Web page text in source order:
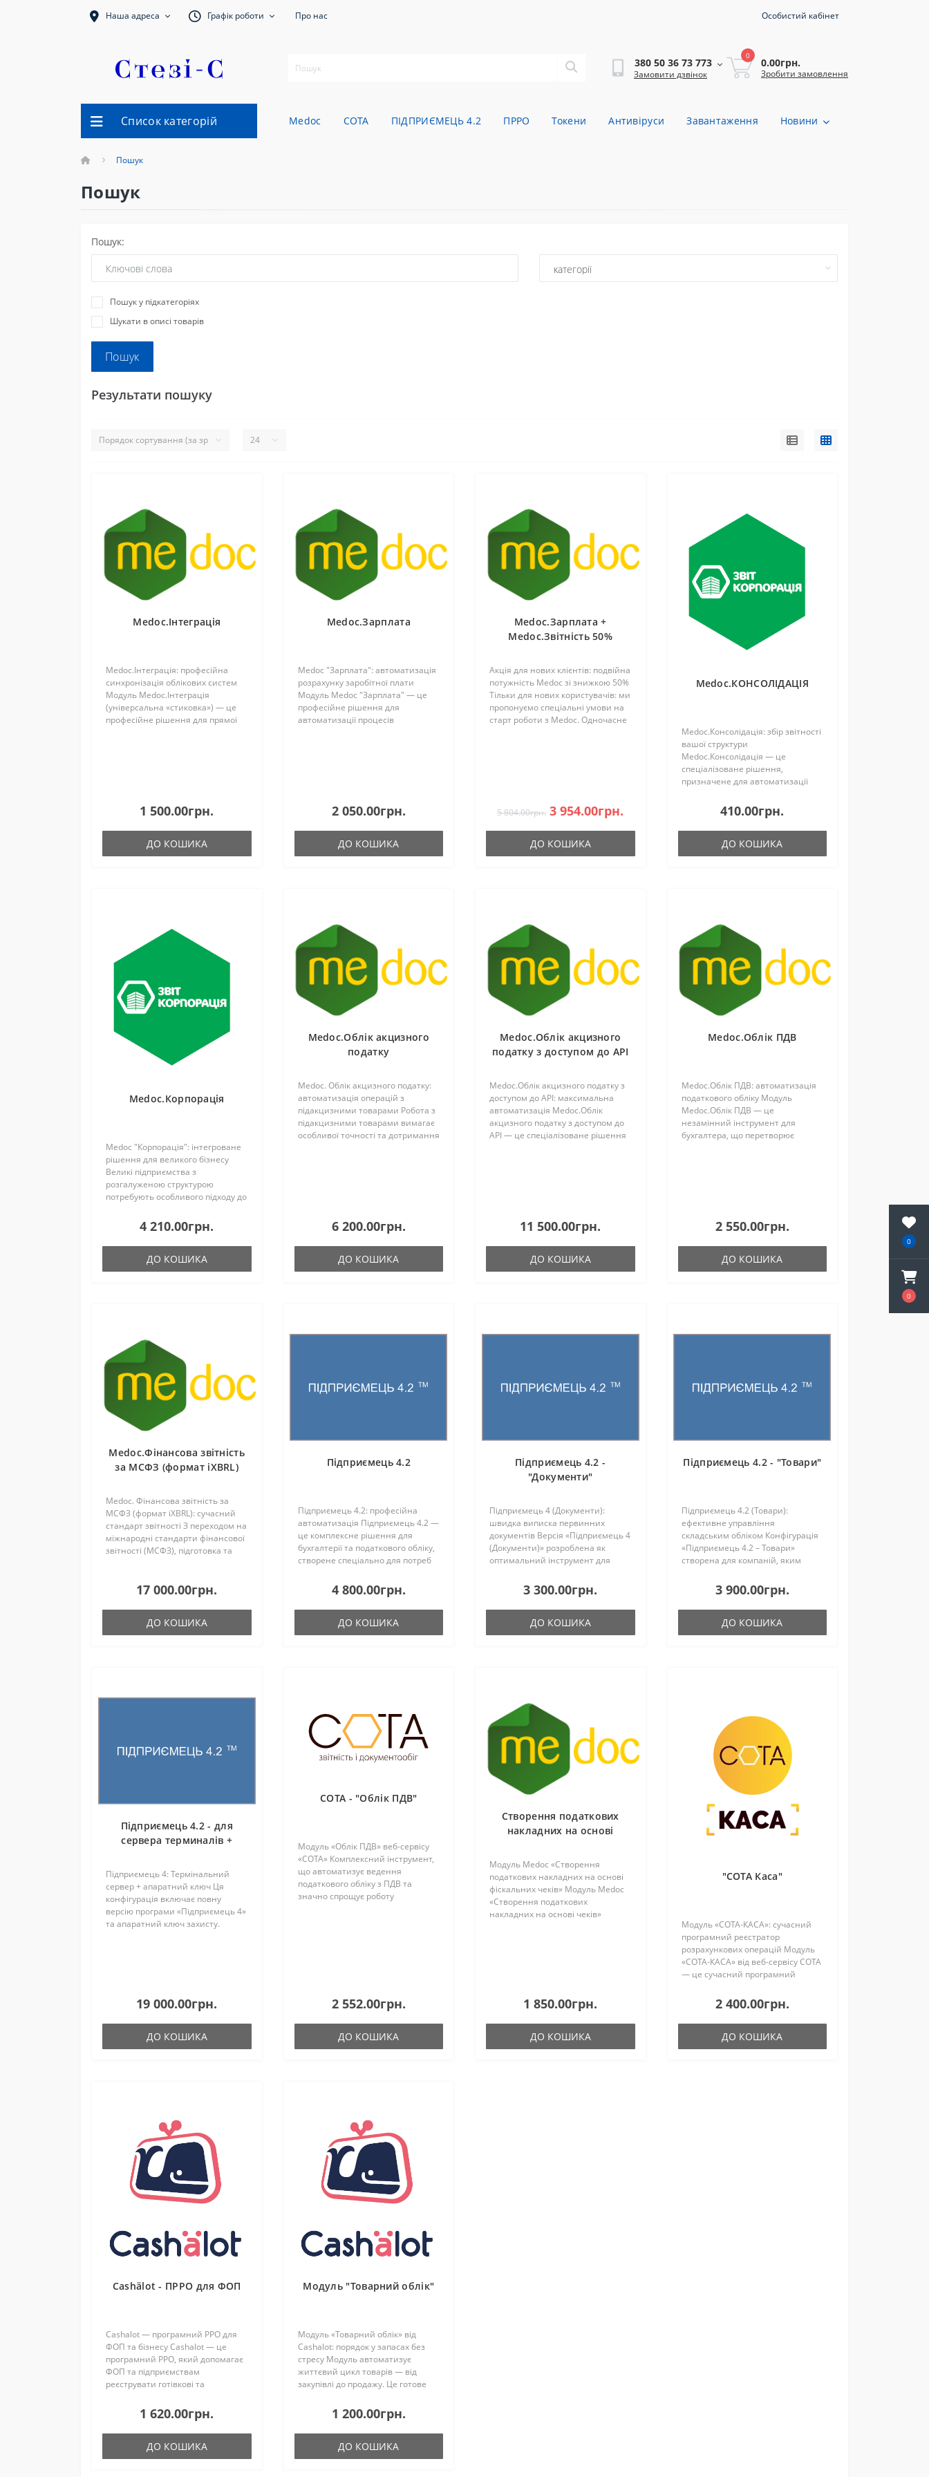
0
0
Наша адреса Графік роботи Про нас Особистий кабінет
380 50 36 73 773
Замовити дзвінок
0
0.00грн.
Зробити замовлення
Список категорій Medoc СОТА ПІДПРИЄМЕЦЬ 4.2 ПРРО Токени Антивіруси Завантаження Новини
Пошук
Пошук
Пошук:
Пошук у підкатегоріях
Шукати в описі товарів
Результати пошуку
Medoc.Інтеграція
Medoc.Інтеграція: професійна
синхронізація облікових систем
Модуль Medoc.Інтеграція
(універсальна «стиковка») — це
професійне рішення для прямої
1 500.00грн.
ДО КОШИКА
Medoc.Зарплата
Medoc "Зарплата": автоматизація
розрахунку заробітної плати
Модуль Medoc "Зарплата" — це
професійне рішення для
автоматизації процесів
2 050.00грн.
ДО КОШИКА
Medoc.Зарплата +
Medoc.Звітність 50%
Акція для нових клієнтів: подвійна
потужність Medoc зі знижкою 50%
Тільки для нових користувачів: ми
пропонуємо спеціальні умови на
старт роботи з Medoc. Одночасне
5 804.00грн. 3 954.00грн.
ДО КОШИКА
Medoc.КОНСОЛІДАЦІЯ
Medoc.Консолідація: збір звітності
вашої структури
Medoc.Консолідація — це
спеціалізоване рішення,
призначене для автоматизації
звітності у компаніях, що мають
розгалужену структуру.
Компонента встановлюється на
410.00грн.
ДО КОШИКА
Medoc.Корпорація
Medoc "Корпорація": інтегроване
рішення для великого бізнесу
Великі підприємства з
розгалуженою структурою
потребують особливого підходу до
Medoc "Корпорація" розроблений
спеціально для того, щоб
об'єднати всі фі..
4 210.00грн.
ДО КОШИКА
Medoc.Облік акцизного
податку
Medoc. Облік акцизного податку:
автоматизація операцій з
підакцизними товарами Робота з
підакцизними товарами вимагає
особливої точності та дотримання
6 200.00грн.
ДО КОШИКА
Medoc.Облік акцизного
податку з доступом до API
Medoc.Облік акцизного податку з
доступом до API: максимальна
автоматизація Medoc.Облік
акцизного податку з доступом до
API — це спеціалізоване рішення
11 500.00грн.
ДО КОШИКА
Medoc.Облік ПДВ
Medoc.Облік ПДВ: автоматизація
податкового обліку Модуль
Medoc.Облік ПДВ — це
незамінний інструмент для
бухгалтера, що перетворює
2 550.00грн.
ДО КОШИКА
Medoc.Фінансова звітність
за МСФЗ (формат iXBRL)
Medoc. Фінансова звітність за
МСФЗ (формат iXBRL): сучасний
стандарт звітності З переходом на
міжнародні стандарти фінансової
звітності (МСФЗ), підготовка та
вимогою для багатьох українськи..
17 000.00грн.
ДО КОШИКА
Підприємець 4.2
Підприємець 4.2: професійна
автоматизація Підприємець 4.2 —
це комплексне рішення для
бухгалтерії та податкового обліку,
створене спеціально для потреб
середнього бізнесу. Програма
дозволяє ефективно керува..
4 800.00грн.
ДО КОШИКА
Підприємець 4.2 -
"Документи"
Підприємець 4 (Документи):
швидка виписка первинних
документів Версія «Підприємець 4
(Документи)» розроблена як
оптимальний інструмент для
оперативна підготовка первинної
документації та базовий ко..
3 300.00грн.
ДО КОШИКА
Підприємець 4.2 - "Товари"
Підприємець 4.2 (Товари):
ефективне управління
складським обліком Конфігурація
«Підприємець 4.2 – Товари»
створена для компаній, яким
операції окремим виконавцям без
надання доступу до повної
бухгал..
3 900.00грн.
ДО КОШИКА
Підприємець 4.2 - для
сервера терминалів +
Підприємець 4: Термінальний
сервер + апаратний ключ Ця
конфігурація включає повну
версію програми «Підприємець 4»
та апаратний ключ захисту.
19 000.00грн.
ДО КОШИКА
СОТА - "Облік ПДВ"
Модуль «Облік ПДВ» веб-сервісу
«СОТА» Комплексний інструмент,
що автоматизує ведення
податкового обліку з ПДВ та
значно спрощує роботу
2 552.00грн.
ДО КОШИКА
Створення податкових
накладних на основі
Модуль Medoc «Створення
податкових накладних на основі
фіскальних чеків» Модуль Medoc
«Створення податкових
накладних на основі чеків»
1 850.00грн.
ДО КОШИКА
"СОТА Каса"
Модуль «СОТА-КАСА»: сучасний
програмний реєстратор
розрахункових операцій Модуль
«СОТА-КАСА» від веб-сервісу СОТА
— це сучасний програмний
операцій (ПРРО). Цей інструмент
дозволяє легко та оперативно
фіск..
2 400.00грн.
ДО КОШИКА
Cashӓlot - ПРРО для ФОП
Cashalot — програмний РРО для
ФОП та бізнесу Cashalot — це
програмний РРО, який допомагає
ФОП та підприємствам
реєструвати готівкові та
працювати з фіскальними чеками
та виконувати вимоги за..
1 620.00грн.
ДО КОШИКА
Модуль "Товарний облік"
Модуль «Товарний облік» від
Cashalot: порядок у запасах без
стресу Модуль автоматизує
життєвий цикл товарів — від
закупівлі до продажу. Це готове
прагнуть вести облік згідно з
Наказом №496 та тримати бізн..
1 200.00грн.
ДО КОШИКА